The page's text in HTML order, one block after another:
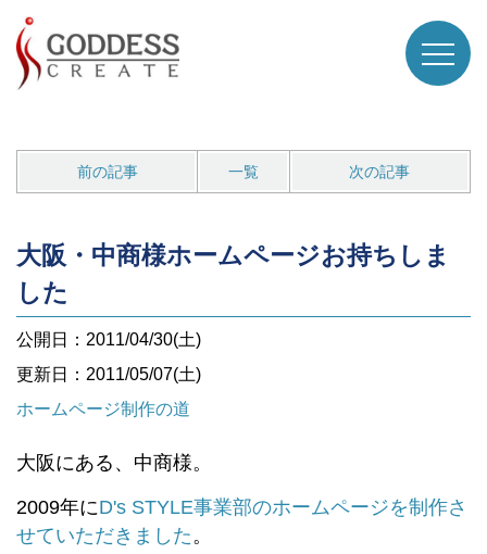
前の記事 一覧 次の記事
大阪・中商様ホームページお持ちしま
した
公開日：2011/04/30(土)
更新日：2011/05/07(土)
ホームページ制作の道
大阪にある、中商様。
2009年にD's STYLE事業部のホームページを制作さ
せていただきました。